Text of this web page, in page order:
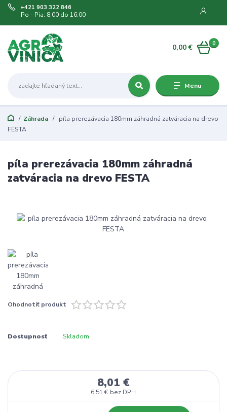
Menu
+421 903 322 846
Po - Pia: 8:00 do 16:00
0
0,00 €
Záhrada
píla prerezávacia 180mm záhradná zatváracia na drevo
FESTA
píla prerezávacia 180mm záhradná
zatváracia na drevo FESTA
Ohodnotiť produkt
Dostupnosť Skladom
8,01 €
6,51 € bez DPH